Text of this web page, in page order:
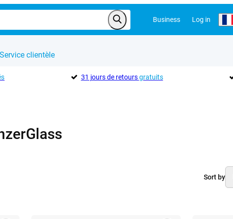
Business Log in
Service clientèle
31 jours de retoursgratuits
Sort by